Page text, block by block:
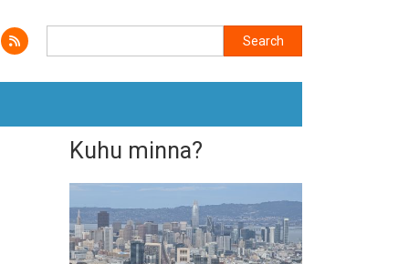
Kuhu minna?